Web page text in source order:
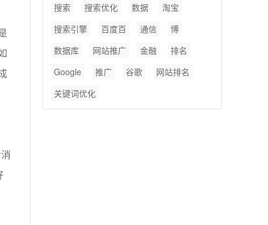
搜索
搜索优化 数据
淘宝
搜索引擎
百度百 通信
博
数据库
网站推广 金融
排名
Google
推广 谷歌
网站排名
关键词优化